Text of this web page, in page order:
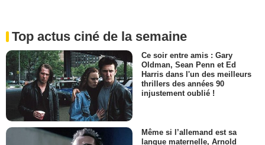
Top actus ciné de la semaine
Ce soir entre amis : Gary
Oldman, Sean Penn et Ed
Harris dans l'un des meilleurs
thrillers des années 90
injustement oublié !
Même si l’allemand est sa
langue maternelle, Arnold